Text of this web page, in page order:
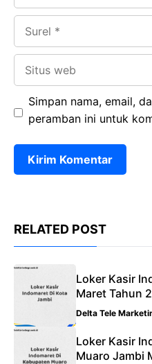
Simpan nama, email,
peramban ini untuk
RELATED POST
Loker Kasir
Maret Tahun
Delta Tele
Loker Kasir
Muaro Jambi